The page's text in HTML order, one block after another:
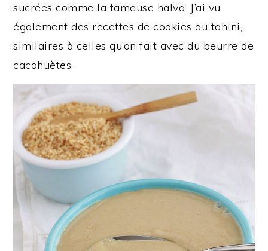
sucrées comme la fameuse halva. J’ai vu
également des recettes de cookies au tahini,
similaires à celles qu’on fait avec du beurre de
cacahuètes.